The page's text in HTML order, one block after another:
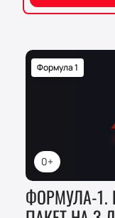
0+
Формула 1
ФОРМУЛА-1.